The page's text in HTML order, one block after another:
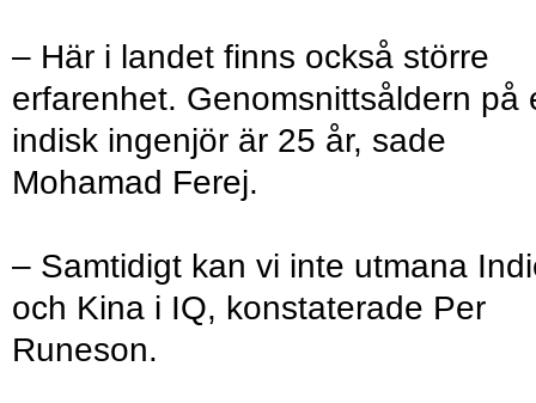
– Här i landet finns också större
erfarenhet. Genomsnittsåldern på
indisk ingenjör är 25 år, sade
Mohamad Ferej.
– Samtidigt kan vi inte utmana
och Kina i IQ, konstaterade Per
Runeson.